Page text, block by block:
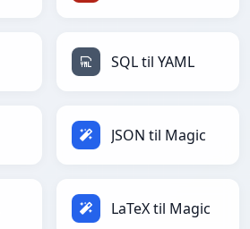
SQL til YAML
JSON til Magic
LaTeX til Magic